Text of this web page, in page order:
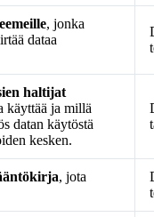
, jonka
dataa
haltijat
käyttää ja millä
datan käytöstä
kesken.
, jota